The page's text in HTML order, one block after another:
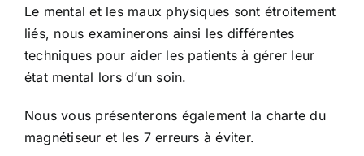
Le mental et les maux physiques sont étroitement
liés, nous examinerons ainsi les différentes
techniques pour aider les patients à gérer leur
état mental lors d’un soin.
Nous vous présenterons également la charte du
magnétiseur et les 7 erreurs à éviter.